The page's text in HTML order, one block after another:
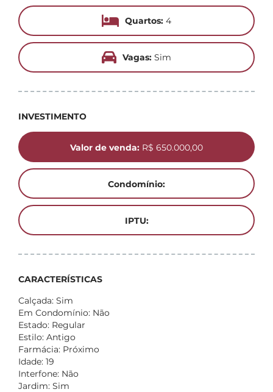
Quartos: 4
Vagas:Sim
INVESTIMENTO
Valor de venda: R$ 650.000,00
Condomínio:
IPTU:
CARACTERÍSTICAS
Calçada: Sim
Em Condomínio: Não
Estado: Regular
Estilo: Antigo
Farmácia: Próximo
Idade: 19
Interfone: Não
Jardim: Sim